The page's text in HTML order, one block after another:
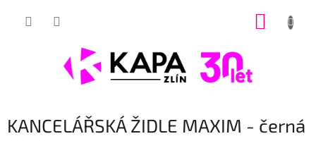
KANCELÁŘSKÁ ŽIDLE MAXIM - černá